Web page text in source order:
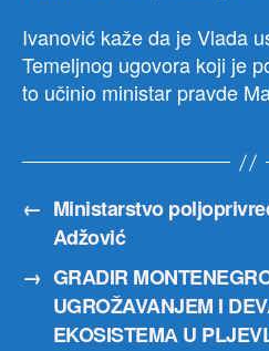
Ivanović kaže da je Vlada
Temeljnog ugovora koji je
to učinio ministar pravde
← Ministarstvo
Adžović
→ GRADIR
UGROŽAVANJEM I
EKOSISTEMА U